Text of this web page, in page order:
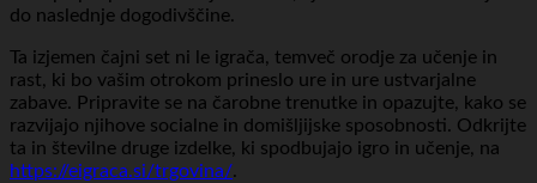
do naslednje dogodivščine.
Ta izjemen čajni set ni le igrača, temveč orodje za učenje in
rast, ki bo vašim otrokom prineslo ure in ure ustvarjalne
zabave. Pripravite se na čarobne trenutke in opazujte, kako se
razvijajo njihove socialne in domišljijske sposobnosti. Odkrijte
ta in številne druge izdelke, ki spodbujajo igro in učenje, na
https://eigraca.si/trgovina/.